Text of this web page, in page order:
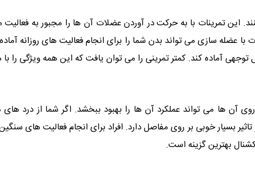
این تمرینات با به حرکت در آوردن عضلات آن ها را مجبور به
عضله سازی می تواند بدن شما را برای انجام فعالیت های روزانه
توجهی آماده کند. کمتر تمرینی را می توان یافت که این همه ویژگی را
آن ها می تواند عملکرد آن ها را بهبود ببخشد. اگر شما از درد
بسیار خوبی بر روی مفاصل دارد. افراد برای انجام فعالیت های سنگین
بهترین گزینه است.